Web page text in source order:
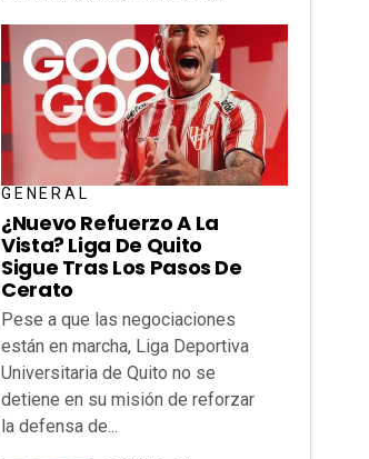
GENERAL
¿Nuevo Refuerzo A La
Vista? Liga De Quito
Sigue Tras Los Pasos De
Cerato
Pese a que las negociaciones
están en marcha, Liga Deportiva
Universitaria de Quito no se
detiene en su misión de reforzar
la defensa de...